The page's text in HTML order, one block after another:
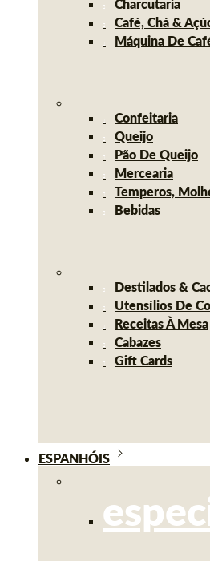
Charcutaria
Café, Chá &
Máquina De
Confeitaria
Queijo
Pão De Queijo
Mercearia
Temperos,
Bebidas
Destilados &
Utensílios De
Receitas À Mesa
Cabazes
Gift Cards
ESPANHÓIS